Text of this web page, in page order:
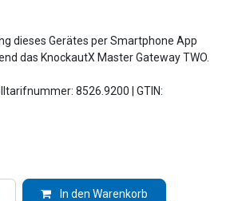
dieses Gerätes per Smartphone App
das KnockautX Master Gateway TWO.
8526.9200 | GTIN:
In den Warenkorb